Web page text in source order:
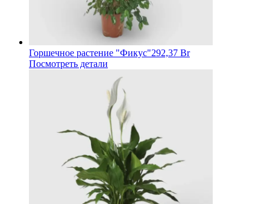
Горшечное растение "Фикус"292,37 Br
Посмотреть детали